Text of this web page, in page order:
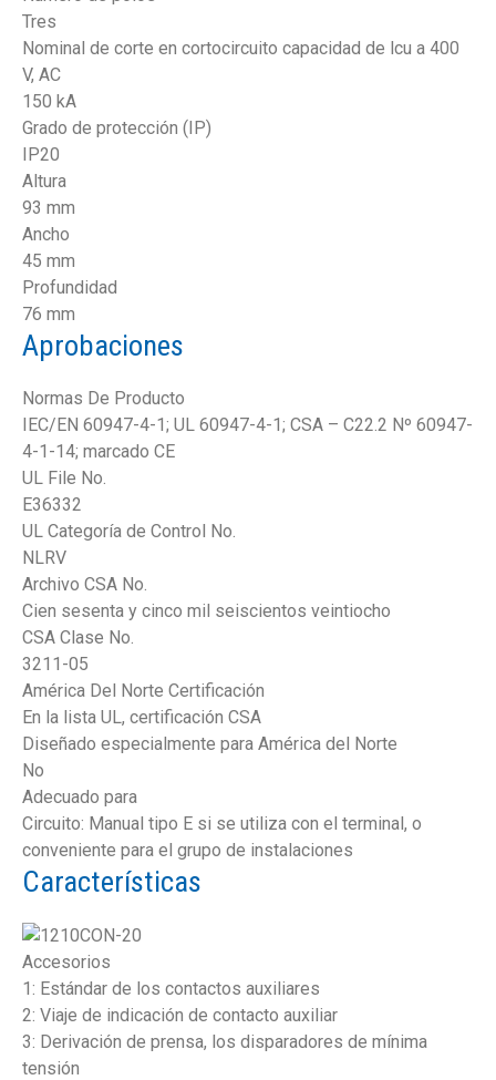
Tres
Nominal de corte en cortocircuito capacidad de lcu a 400
V, AC
150 kA
Grado de protección (IP)
IP20
Altura
93 mm
Ancho
45 mm
Profundidad
76 mm
Aprobaciones
Normas De Producto
IEC/EN 60947-4-1; UL 60947-4-1; CSA – C22.2 Nº 60947-
4-1-14; marcado CE
UL File No.
E36332
UL Categoría de Control No.
NLRV
Archivo CSA No.
Cien sesenta y cinco mil seiscientos veintiocho
CSA Clase No.
3211-05
América Del Norte Certificación
En la lista UL, certificación CSA
Diseñado especialmente para América del Norte
No
Adecuado para
Circuito: Manual tipo E si se utiliza con el terminal, o
conveniente para el grupo de instalaciones
Características
Accesorios
1: Estándar de los contactos auxiliares
2: Viaje de indicación de contacto auxiliar
3: Derivación de prensa, los disparadores de mínima
tensión